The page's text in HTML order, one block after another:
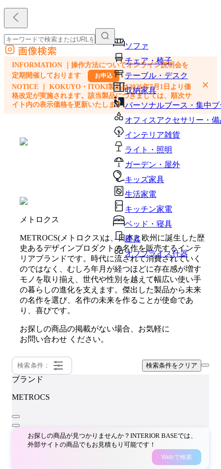
ソファ
チェア・椅子
テーブル・デスク
収納家具
パーソナルブース・集中
オフィスアクセサリー・備
インテリア雑貨
ライト・照明
ガーデン・屋外
キッズ家具
生活家電
キッチン家電
ベッド・寝具
建具
オフプライス什器
外部サイトの商品をカートに追加
他のサイトで見つけた商品ページのURLを貼り付けて、カートに追加できます
画像検索
INFORMATION ｜操作方法についてオンライン説明会を
定期開催しております
お申込
NOTICE ｜ KOKUYO・ITOKI製品は2026年7月1日より価
格改定が実施されます。該当製品につきましては、順次サ
イト内の表示価格を更新いたします。
×
メトロクス
METROCS(メトロクス)は、日本と欧州に誕生した歴
史あるデザインプロダクトの名作を販売するインテ
リアブランドです。時代に流されて消費されていく
のではなく、むしろ年月が経つほどに存在感が増す
モノを取り揃え、世代や性別を越えて幅広い使い手
の暮らしの進化を支えます。傑出した製品から未来
の名作を選び、名作の未来を作ることが使命であ
り、喜びです。
お探しの商品の掲載がない場合、お気軽に
お問い合わせ ください。
検索条件： 検索条件をクリア
ブランド
METROCS
お探しの商品が見つかりませんか？INTERIOR BASEでは、
外部サイトの商品でもお見積もり可能です！
Webで検索